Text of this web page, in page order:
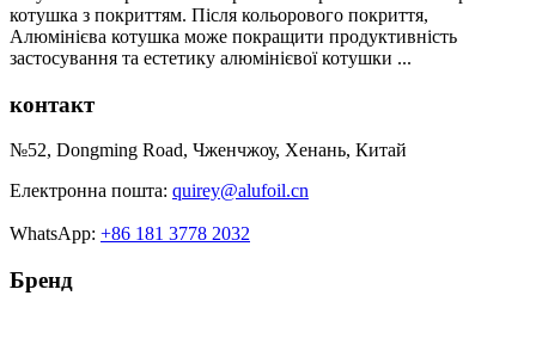
котушка з покриттям. Після кольорового покриття,
Алюмінієва котушка може покращити продуктивність
застосування та естетику алюмінієвої котушки ...
контакт
№52, Dongming Road, Чженчжоу, Хенань, Китай
Електронна пошта: quirey@alufoil.cn
WhatsApp: +86 181 3778 2032
Бренд